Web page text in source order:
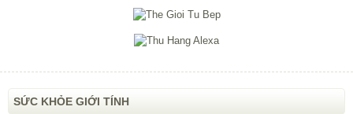
SỨC KHỎE GIỚI TÍNH